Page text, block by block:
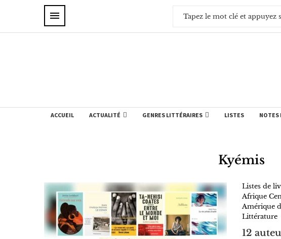
ACCUEIL ACTUALITÉ GENRES LITTÉRAIRES LISTES NOTES
Kyémis
Listes de
Afrique
Amérique
Littérature
12